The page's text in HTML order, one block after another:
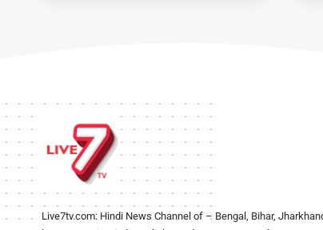
Live7tv.com: Hindi News Channel of – Bengal, Bihar,